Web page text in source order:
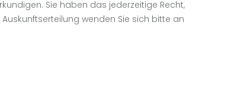
Sie haben das jederzeitige Recht,
wenden Sie sich bitte an